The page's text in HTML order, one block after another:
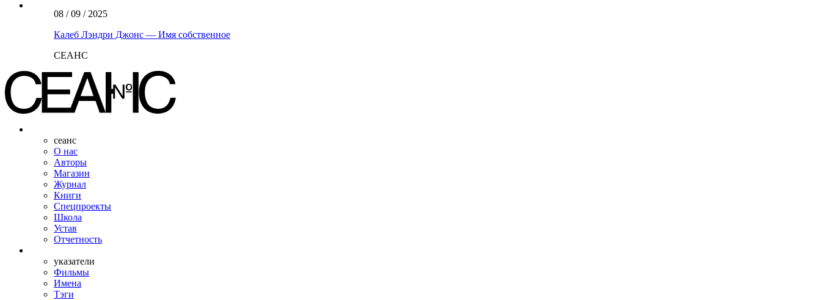
08 / 09 / 2025
Калеб Лэндри Джонс — Имя собственное
СЕАНС
сеанс
О нас
Авторы
Магазин
Журнал
Книги
Спецпроекты
Школа
Устав
Отчетность
указатели
Фильмы
Имена
Тэги